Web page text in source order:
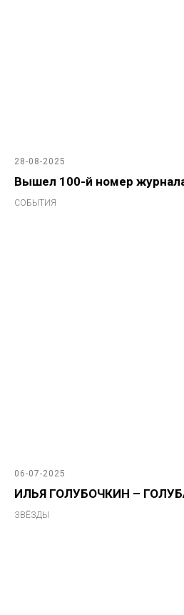
28-08-2025
Вышел 100-й номер
СОБЫТИЯ
06-07-2025
ИЛЬЯ ГОЛУБОЧКИН –
ЗВЁЗДЫ